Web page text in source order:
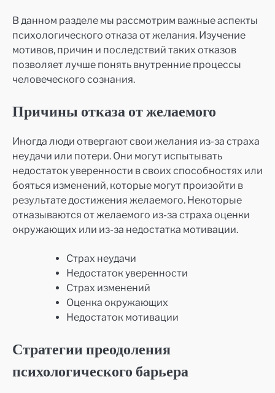
В данном разделе мы рассмотрим важные аспекты
психологического отказа от желания. Изучение
мотивов, причин и последствий таких отказов
позволяет лучше понять внутренние процессы
человеческого сознания.
Причины отказа от желаемого
Иногда люди отвергают свои желания из-за страха
неудачи или потери. Они могут испытывать
недостаток уверенности в своих способностях или
бояться изменений, которые могут произойти в
результате достижения желаемого. Некоторые
отказываются от желаемого из-за страха оценки
окружающих или из-за недостатка мотивации.
Страх неудачи
Недостаток уверенности
Страх изменений
Оценка окружающих
Недостаток мотивации
Стратегии преодоления
психологического барьера